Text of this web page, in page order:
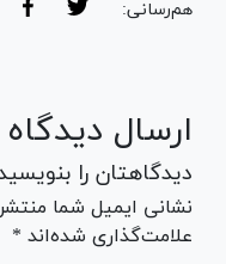
هم‌رسانی:
ارسال دیدگاه
دیدگاهتان را
نشانی ایمیل شما
علامت‌گذاری شده‌اند *